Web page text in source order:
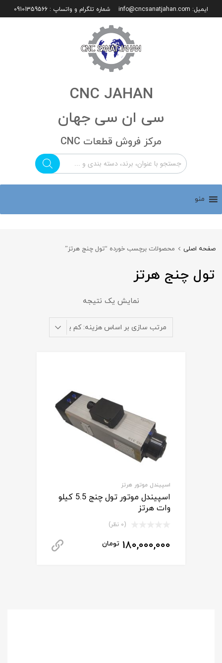
ایمیل: info@cncsanatjahan.com شماره تلگرام و واتساپ : 09101359566
CNC JAHAN
سی ان سی جهان
مرکز فروش قطعات CNC
منو
صفحه اصلی محصولات برچسب خورده “تول چنج هرتز”
تول چنج هرتز
نمایش یک نتیجه
اسپیندل موتور هرتز
اسپیندل موتور تول چنج 5.5 کیلو
وات هرتز
(0 نظر)
180,000,000 تومان